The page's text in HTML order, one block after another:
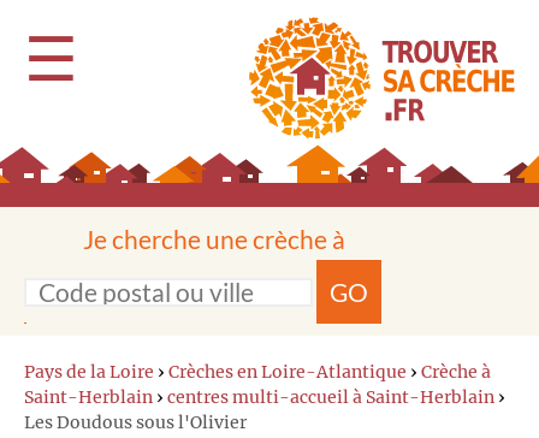
☰
Je cherche une crèche à
GO
Pays de la Loire › Crèches en Loire-Atlantique › Crèche à
Saint-Herblain › centres multi-accueil à Saint-Herblain ›
Les Doudous sous l'Olivier